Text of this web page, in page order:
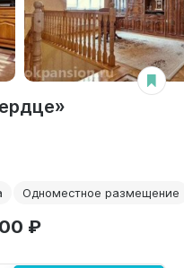
Одноместное размещение
₽